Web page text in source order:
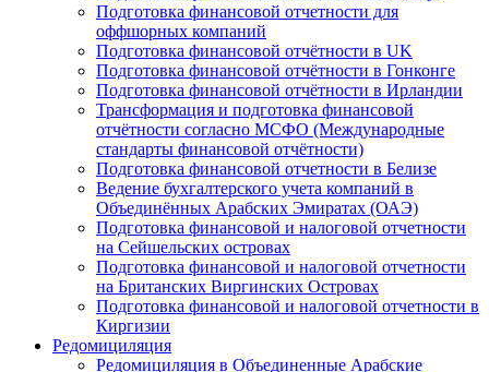
Подготовка финансовой отчетности для
оффшорных компаний
Подготовка финансовой отчётности в UK
Подготовка финансовой отчётности в Гонконге
Подготовка финансовой отчётности в Ирландии
Трансформация и подготовка финансовой
отчётности согласно МСФО (Международные
стандарты финансовой отчётности)
Подготовка финансовой отчетности в Белизе
Ведение бухгалтерского учета компаний в
Объединённых Арабских Эмиратах (ОАЭ)
Подготовка финансовой и налоговой отчетности
на Сейшельских островах
Подготовка финансовой и налоговой отчетности
на Британских Виргинских Островах
Подготовка финансовой и налоговой отчетности в
Киргизии
Редомициляция
Редомициляция в Объединенные Арабские